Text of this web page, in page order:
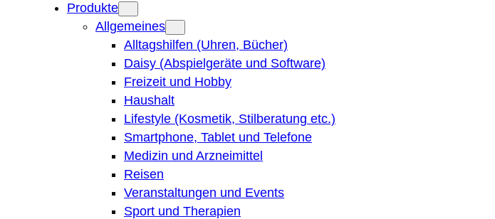
Produkte
Allgemeines
Alltagshilfen (Uhren, Bücher)
Daisy (Abspielgeräte und Software)
Freizeit und Hobby
Haushalt
Lifestyle (Kosmetik, Stilberatung etc.)
Smartphone, Tablet und Telefone
Medizin und Arzneimittel
Reisen
Veranstaltungen und Events
Sport und Therapien